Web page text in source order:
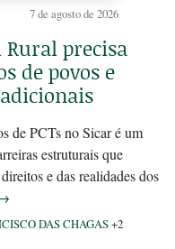
7 de agosto de 2026
precisa
de povos e
de PCTs no Sicar é um
estruturais que
e das realidades dos
DAS CHAGAS+2